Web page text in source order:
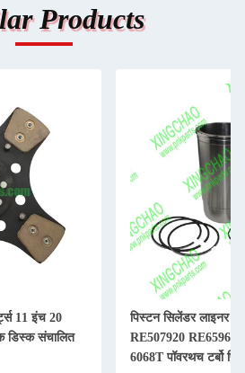
Products
11 इंच 20
डिस्क संचालित
पिस्टन सिलेंडर लाइनर
RE507920 RE65967
6068T पॉवरथच टर्बो